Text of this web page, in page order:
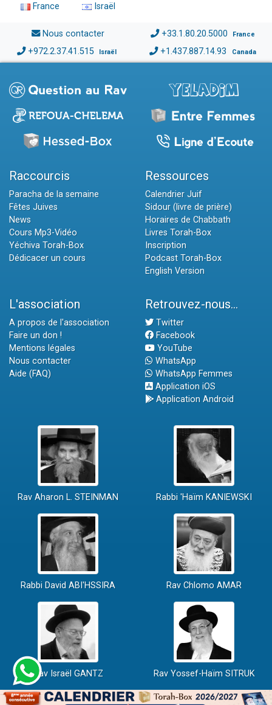
France
Israël
Nous contacter +33.1.80.20.5000 France
+972.2.37.41.515 Israël +1.437.887.14.93 Canada
Raccourcis
Paracha de la semaine
Fêtes Juives
News
Cours Mp3-Vidéo
Yéchiva Torah-Box
Dédicacer un cours
Ressources
Calendrier Juif
Sidour (livre de prière)
Horaires de Chabbath
Livres Torah-Box
Inscription
Podcast Torah-Box
English Version
L'association
A propos de l'association
Faire un don !
Mentions légales
Nous contacter
Aide (FAQ)
Retrouvez-nous...
Twitter
Facebook
YouTube
WhatsApp
WhatsApp Femmes
Application iOS
Application Android
Rav Aharon L. STEINMAN Rabbi 'Haïm KANIEWSKI
Rabbi David ABI'HSSIRA Rav Chlomo AMAR
Rav Israël GANTZ Rav Yossef-Haïm SITRUK